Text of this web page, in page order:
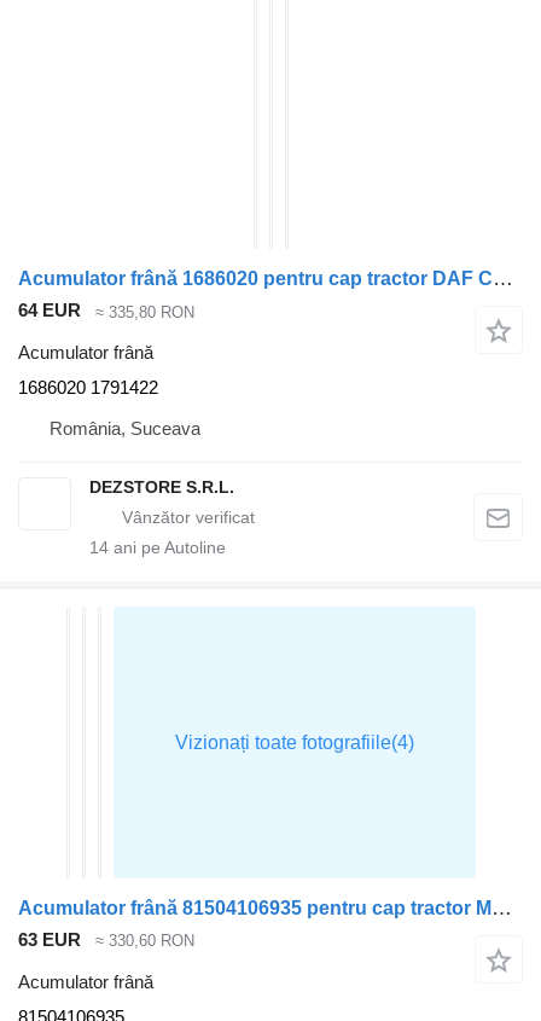
Acumulator frână 1686020 pentru cap tractor DAF CF85
64 EUR ≈ 335,80 RON
Acumulator frână
1686020 1791422
România, Suceava
DEZSTORE S.R.L.
14 ani pe Autoline
Acumulator frână 81504106935 pentru cap tractor MAN TGS
63 EUR ≈ 330,60 RON
Acumulator frână
81504106935